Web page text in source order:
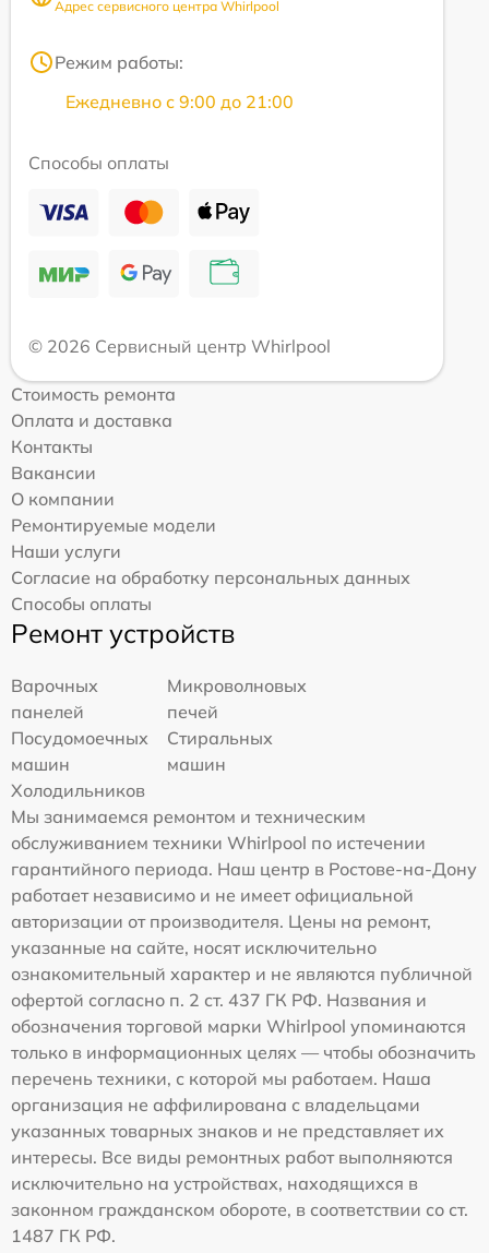
Адрес сервисного центра Whirlpool
Режим работы:
Ежедневно с 9:00 до 21:00
Способы оплаты
© 2026 Сервисный центр Whirlpool
Стоимость ремонта
Оплата и доставка
Контакты
Вакансии
О компании
Ремонтируемые модели
Наши услуги
Согласие на обработку персональных данных
Способы оплаты
Ремонт устройств
Варочных
панелей
Микроволновых
печей
Посудомоечных
машин
Стиральных
машин
Холодильников
Мы занимаемся ремонтом и техническим
обслуживанием техники Whirlpool по истечении
гарантийного периода. Наш центр в Ростове-на-Дону
работает независимо и не имеет официальной
авторизации от производителя. Цены на ремонт,
указанные на сайте, носят исключительно
ознакомительный характер и не являются публичной
офертой согласно п. 2 ст. 437 ГК РФ. Названия и
обозначения торговой марки Whirlpool упоминаются
только в информационных целях — чтобы обозначить
перечень техники, с которой мы работаем. Наша
организация не аффилирована с владельцами
указанных товарных знаков и не представляет их
интересы. Все виды ремонтных работ выполняются
исключительно на устройствах, находящихся в
законном гражданском обороте, в соответствии со ст.
1487 ГК РФ.